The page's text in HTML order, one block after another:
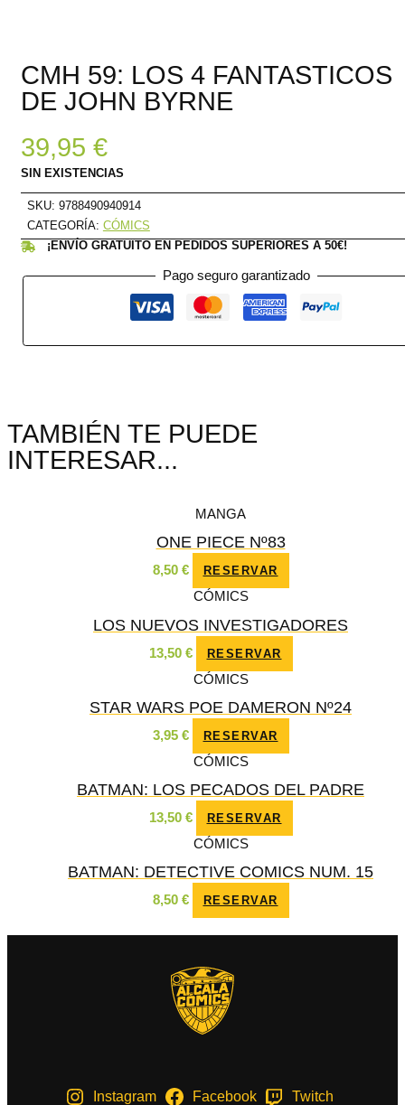
CMH 59: LOS 4 FANTASTICOS
DE JOHN BYRNE
39,95 €
SIN EXISTENCIAS
SKU: 9788490940914
CATEGORÍA: CÓMICS
¡ENVÍO GRATUITO EN PEDIDOS SUPERIORES A 50€!
Pago seguro garantizado
TAMBIÉN TE PUEDE
INTERESAR...
MANGA
ONE PIECE Nº83
8,50 € RESERVAR
CÓMICS
LOS NUEVOS INVESTIGADORES
13,50 € RESERVAR
CÓMICS
STAR WARS POE DAMERON Nº24
3,95 € RESERVAR
CÓMICS
BATMAN: LOS PECADOS DEL PADRE
13,50 € RESERVAR
CÓMICS
BATMAN: DETECTIVE COMICS NUM. 15
8,50 € RESERVAR
Instagram Facebook Twitch